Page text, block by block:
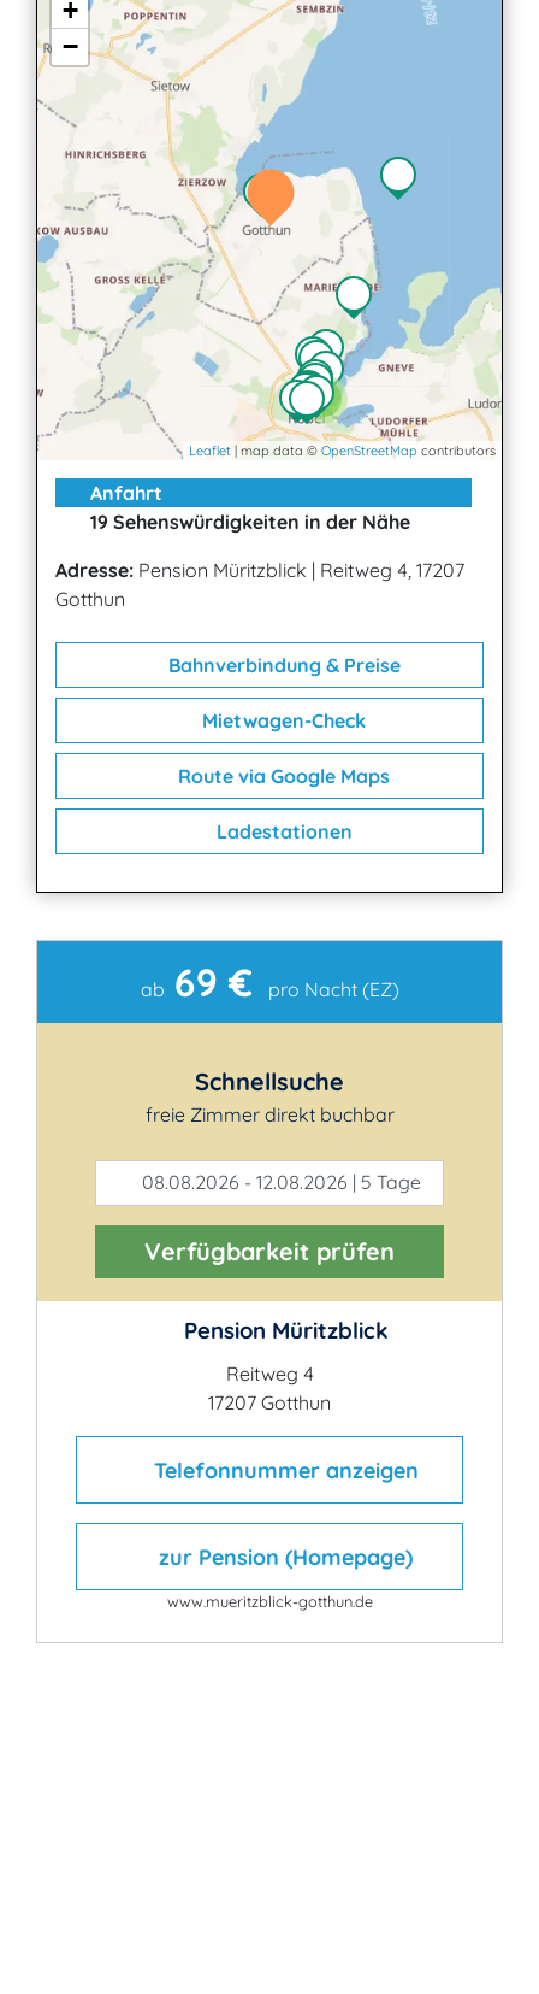
3
+
−
Leaflet | map data © OpenStreetMap contributors
Anfahrt
19 Sehenswürdigkeiten in der Nähe
Adresse: Pension Müritzblick | Reitweg 4, 17207
Gotthun
Bahnverbindung & Preise
Mietwagen-Check
Route via Google Maps
Ladestationen
Kontakt
ab 69 € pro Nacht (EZ)
Schnellsuche
freie Zimmer direkt buchbar
08.08.2026 - 12.08.2026 | 5 Tage
Verfügbarkeit prüfen
Pension Müritzblick
Reitweg 4
17207 Gotthun
Telefonnummer anzeigen
zur Pension (Homepage)
www.mueritzblick-gotthun.de